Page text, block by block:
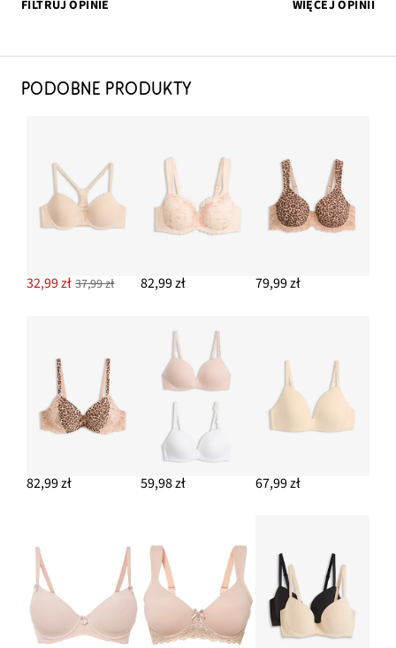
FILTRUJ OPINIE WIĘCEJ OPINII
PODOBNE PRODUKTY
32,99 zł 37,99 zł 82,99 zł 79,99 zł
82,99 zł 59,98 zł 67,99 zł